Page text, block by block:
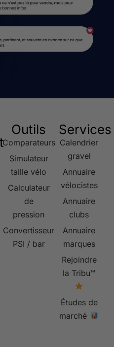
Outils
Comparateurs
Simulateur
taille vélo
Calculateur
de
pression
Convertisseur
PSI / bar
Services
Calendrier
gravel
Annuaire
vélocistes
Annuaire
clubs
Annuaire
marques
Rejoindre
la Tribu™
Études de
marché